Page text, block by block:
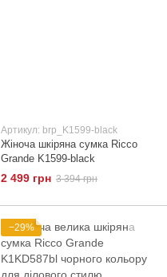
Артикул: brp_K1599-black
Жіноча шкіряна сумка Ricco
Grande K1599-black
2 499 грн 3 394 грн
−29%